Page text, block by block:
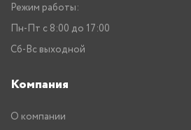
Режим работы:
Пн-Пт с 8:00 до 17:00
Сб-Вс выходной
Компания
О компании